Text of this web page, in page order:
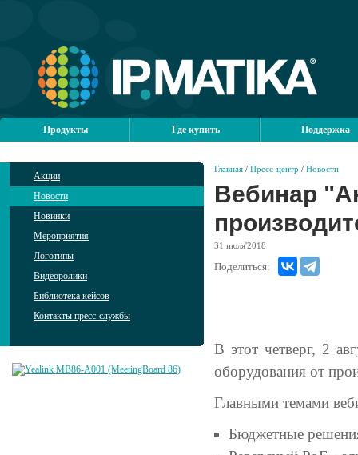
Продукты Где купить Поддержка
Акции
Новости
Новинки
Мероприятия
Логотипы
Видеоролики
Библиотека кейсов
Контакты пресс-службы
Главная / Пресс-центр / Новости
Вебинар
31 июля'2018
Поделиться:
В этот четверг, 2
оборудования от
Главными темами
Бюджетные